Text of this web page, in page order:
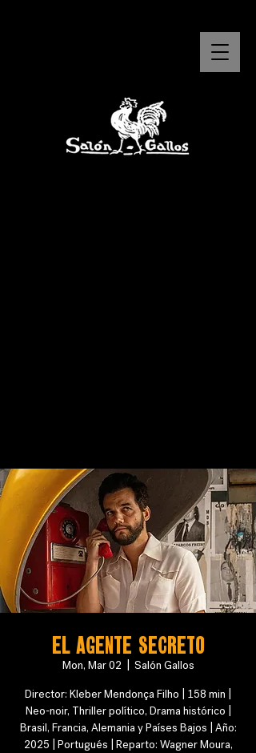
EL AGENTE SECRETO
Mon, Mar 02
Salón Gallos
Director: Kleber Mendonça Filho | 158 min |
Neo-noir, Thriller político, Drama histórico |
Brasil, Francia, Alemania y Países Bajos | Año:
2025 | Portugués | Reparto: Wagner Moura,